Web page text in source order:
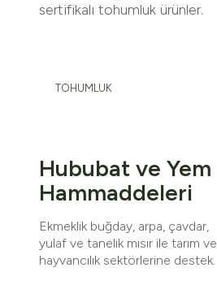
sertifikalı tohumluk ürünler.
TOHUMLUK
Hububat ve Yem
Hammaddeleri
Ekmeklik buğday, arpa, çavdar,
yulaf ve tanelik mısır ile tarım ve
hayvancılık sektörlerine destek.